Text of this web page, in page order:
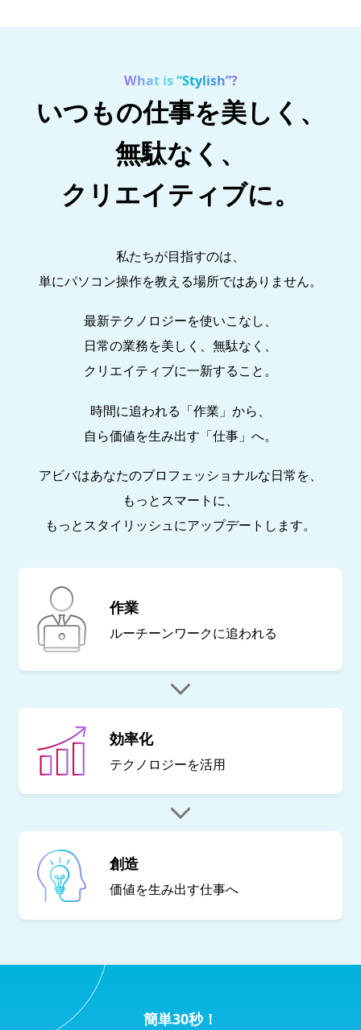
What is “Stylish”?
いつもの仕事を美しく、
無駄なく、
クリエイティブに。
私たちが目指すのは、
単にパソコン操作を教える場所ではありません。
最新テクノロジーを使いこなし、
日常の業務を美しく、無駄なく、
クリエイティブに一新すること。
時間に追われる「作業」から、
自ら価値を生み出す「仕事」へ。
アビバはあなたのプロフェッショナルな日常を、
もっとスマートに、
もっとスタイリッシュにアップデートします。
作業
ルーチーンワークに追われる
効率化
テクノロジーを活用
創造
価値を生み出す仕事へ
簡単30秒！